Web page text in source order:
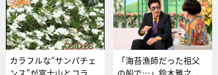
カラフルな“サンパチェ
「海苔漁師だった祖父